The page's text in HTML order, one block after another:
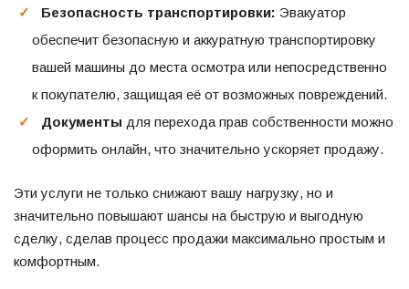
Безопасность транспортировки: Эвакуатор
обеспечит безопасную и аккуратную транспортировку
вашей машины до места осмотра или непосредственно
к покупателю, защищая её от возможных повреждений.
Документы для перехода прав собственности можно
оформить онлайн, что значительно ускоряет продажу.
Эти услуги не только снижают вашу нагрузку, но и
значительно повышают шансы на быструю и выгодную
сделку, сделав процесс продажи максимально простым и
комфортным.